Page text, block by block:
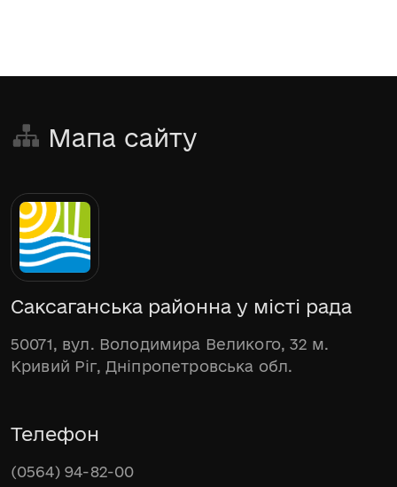
Мапа сайту
Саксаганська районна у місті рада
50071, вул. Володимира Великого, 32 м.
Кривий Ріг, Дніпропетровська обл.
Телефон
(0564) 94-82-00